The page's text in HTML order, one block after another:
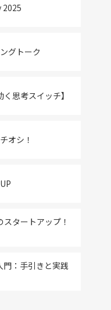
2025
グトーク
思考スイッチ】
オシ！
タートアップ！
門：手引きと実践